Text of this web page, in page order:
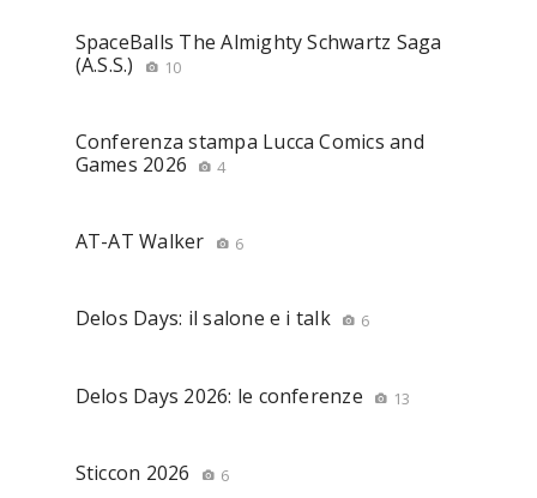
SpaceBalls The Almighty Schwartz Saga
(A.S.S.)
10
Conferenza stampa Lucca Comics and
Games 2026
4
AT-AT Walker 6
Delos Days: il salone e i talk 6
Delos Days 2026: le conferenze 13
Sticcon 2026 6